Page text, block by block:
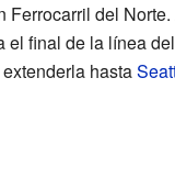
Ferrocarril del
el final de la línea
hasta